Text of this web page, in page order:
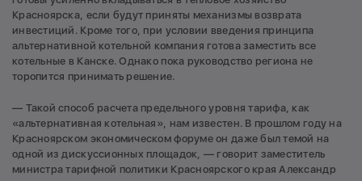
Красноярска, если будут приняты механизмы возврата
инвестиций. Кроме того, при условии введения принципа
альтернативной котельной компания готова заместить все
котельные в Канске. Однако пока руководство региона не
торопится принимать решение.
— Такой способ расчета предельного уровня тарифа, как
«альтернативная котельная», нам известен. В прошлом году на
Красноярском экономическом форуме он даже был темой на
одной из дискуссионных площадок, — говорит заместитель
министра тарифной политики Красноярского края Александр